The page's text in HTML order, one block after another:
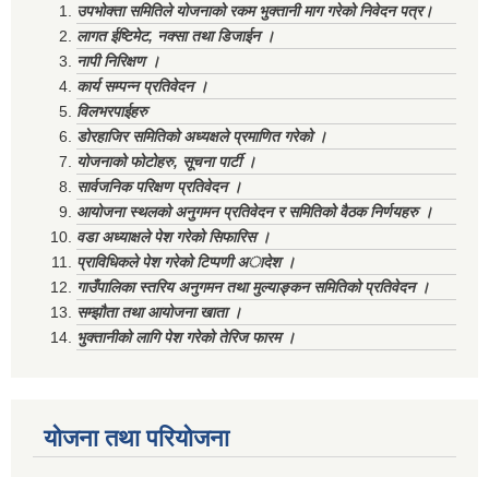
उपभोक्ता समितिले योजनाको रकम भुक्तानी माग गरेको निवेदन पत्र।
लागत ईष्टिमेट, नक्सा तथा डिजाईन ।
नापी निरिक्षण ।
कार्य सम्पन्न प्रतिवेदन ।
विलभरपाईहरु
डोरहाजिर समितिको अध्यक्षले प्रमाणित गरेको ।
योजनाको फोटोहरु, सूचना पार्टी ।
सार्वजनिक परिक्षण प्रतिवेदन ।
आयोजना स्थलको अनुगमन प्रतिवेदन र समितिको वैठक निर्णयहरु ।
वडा अध्याक्षले पेश गरेको सिफारिस ।
प्राविधिकले पेश गरेको टिप्पणी अादेश ।
गाउँपालिका स्तरिय अनुगमन तथा मुल्याङ्कन समितिको प्रतिवेदन ।
सम्झौता तथा आयोजना खाता ।
भुक्तानीको लागि पेश गरेको तेरिज फारम ।
योजना तथा परियोजना